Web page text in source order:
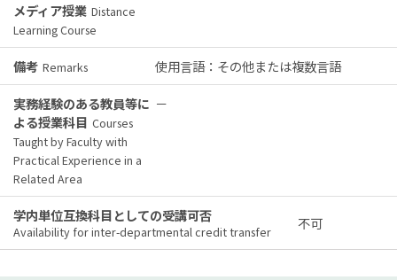
メディア授業 Distance
Learning Course
備考 Remarks
使用言語：その他または複数言語
実務経験のある教員等に
よる授業科目 Courses
Taught by Faculty with
Practical Experience in a
Related Area
－
学内単位互換科目としての受講可否
Availability for inter-departmental credit transfer 不可